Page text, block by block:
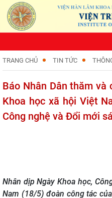
TRANG CHỦ TIN TỨC
Báo Nhân Dân thăm và
Khoa học xã hội Việt
Công nghệ và Đổi mới
Nhân dịp Ngày Khoa học,
Nam (18/5) đoàn công tác